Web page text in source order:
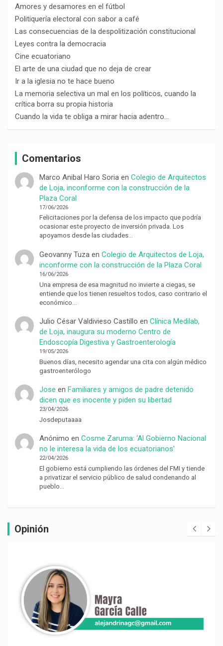
Amores y desamores en el fútbol
Politiquería electoral con sabor a café
Las consecuencias de la despolitización constitucional
Leyes contra la democracia
Cine ecuatoriano
El arte de una ciudad que no deja de crear
Ir a la iglesia no te hace bueno
La memoria selectiva un mal en los políticos, cuando la
crítica borra su propia historia
Cuando la vida te obliga a mirar hacia adentro…
Comentarios
Marco Anibal Haro Soriaen Colegio de Arquitectos
de Loja, inconforme con la construcción de la
Plaza Coral
17/06/2026
Felicitaciones por la defensa de los impacto que podría
ocasionar este proyecto de inversión privada. Los
apoyamos desde las ciudades…
Geovanny Tuzaen Colegio de Arquitectos de Loja,
inconforme con la construcción de la Plaza Coral
16/06/2026
Una empresa de esa magnitud no invierte a ciegas, se
entiende que los tienen resueltos todos, caso contrario el
económico…
Julio César Valdivieso Castillo en Clínica Medilab,
de Loja, inaugura su moderno Centro de
Endoscopía Digestiva y Gastroenterología
19/05/2026
Buenos días, necesito agendar una cita con algún médico
gastroenterólogo
Jose en Familiares y amigos de padre detenido
dicen que es inocente y piden su libertad
23/04/2026
Josdeputaaaa
Anónimo en Cosme Zaruma: ‘Al Gobierno Nacional
no le interesa la vida de los ecuatorianos’
22/04/2026
El gobierno está cumpliendo las órdenes del FMI y tiende
a privatizar el servicio público de salud condenando al
pueblo…
Opinión